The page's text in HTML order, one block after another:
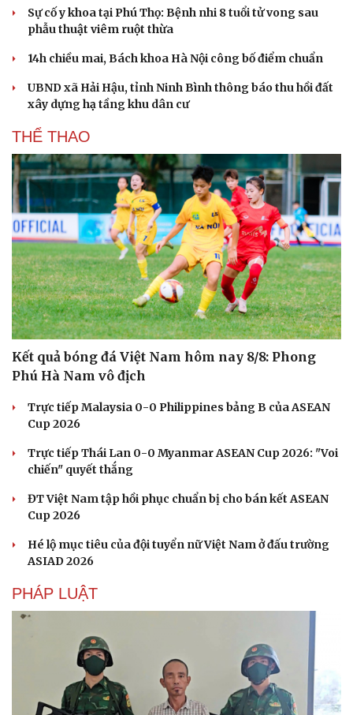
Cây thuốc
Sản phụ khoa
Nam khoa
Phòng mạch online
Ăn sạch sống khỏe
Blog
Sự cố y khoa tại Phú Thọ: Bệnh nhi 8 tuổi tử vong sau
phẫu thuật viêm ruột thừa
14h chiều mai, Bách khoa Hà Nội công bố điểm chuẩn
UBND xã Hải Hậu, tỉnh Ninh Bình thông báo thu hồi đất
xây dựng hạ tầng khu dân cư
THỂ THAO
Kết quả bóng đá Việt Nam hôm nay 8/8: Phong
Phú Hà Nam vô địch
Trực tiếp Malaysia 0-0 Philippines bảng B của ASEAN
Cup 2026
Trực tiếp Thái Lan 0-0 Myanmar ASEAN Cup 2026: "Voi
chiến" quyết thắng
ĐT Việt Nam tập hồi phục chuẩn bị cho bán kết ASEAN
Cup 2026
Hé lộ mục tiêu của đội tuyển nữ Việt Nam ở đấu trường
ASIAD 2026
PHÁP LUẬT